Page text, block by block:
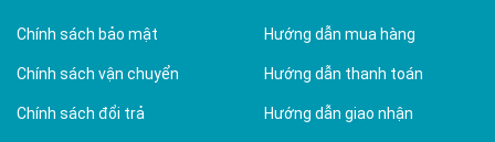
Chính sách bảo mật
Chính sách vận chuyển
Chính sách đổi trả
Hướng dẫn mua hàng
Hướng dẫn thanh toán
Hướng dẫn giao nhận